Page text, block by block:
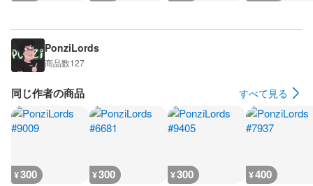
PonziLords
商品数127
同じ作者の商品 すべて見る
¥300 ¥300 ¥300 ¥400